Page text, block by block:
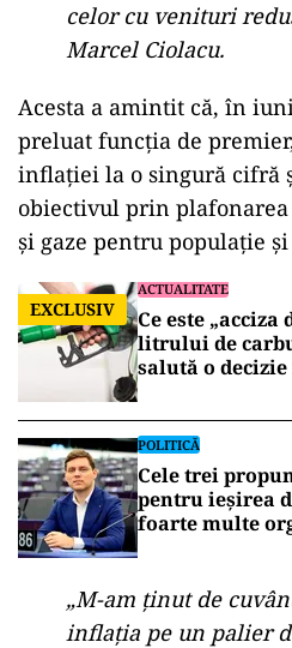
celor cu venituri
Marcel Ciolacu.
Acesta a amintit că, în
preluat funcția de
inflației la o singură cifră
obiectivul prin
și gaze pentru populație
EXCLUSIV
ACTUALITATE
Ce este
litrului de
salută o
POLITICĂ
Cele trei
pentru ieșirea
foarte multe
„M-am ținut de
inflația pe un palier